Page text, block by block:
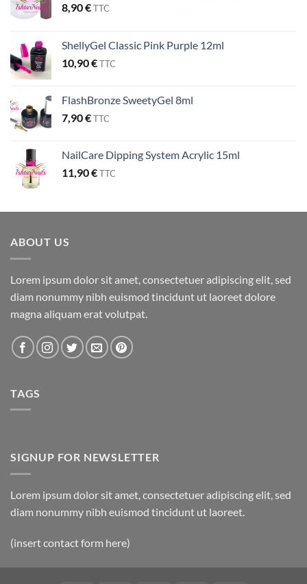
8,90€TTC
ShellyGel Classic Pink Purple 12ml
10,90€TTC
FlashBronze SweetyGel 8ml
7,90€TTC
NailCare Dipping System Acrylic 15ml
11,90€TTC
ABOUT US
Lorem ipsum dolor sit amet, consectetuer adipiscing elit, sed
diam nonummy nibh euismod tincidunt ut laoreet dolore
magna aliquam erat volutpat.
TAGS
SIGNUP FOR NEWSLETTER
Lorem ipsum dolor sit amet, consectetuer adipiscing elit, sed
diam nonummy nibh euismod tincidunt ut laoreet.
(insert contact form here)